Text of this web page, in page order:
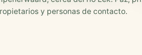
y personas de contacto.